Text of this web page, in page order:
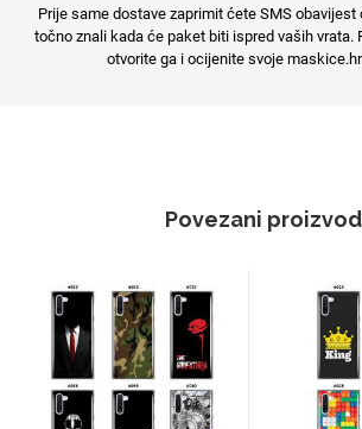
Prije same dostave zaprimit ćete SMS
točno znali kada će paket biti ispred vaših vrata.
otvorite ga i ocijenite svoje
Povezani